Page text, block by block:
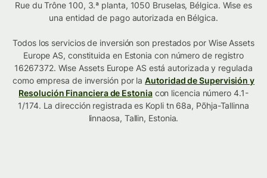
Rue du Trône 100, 3.ª planta, 1050 Bruselas, Bélgica. Wise es
una entidad de pago autorizada en Bélgica.
Todos los servicios de inversión son prestados por Wise Assets
Europe AS, constituida en Estonia con número de registro
16267372. Wise Assets Europe AS está autorizada y regulada
como empresa de inversión por laAutoridad de Supervisión y
Resolución Financiera de Estoniacon licencia número 4.1-
1/174. La dirección registrada es Kopli tn 68a, Põhja-Tallinna
linnaosa, Tallin, Estonia.